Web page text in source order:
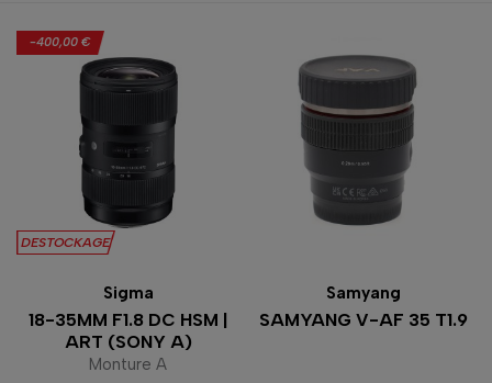
-400,00 €
DESTOCKAGE
Sigma
18-35MM F1.8 DC HSM |
ART (SONY A)
Monture A
Samyang
SAMYANG V-AF 35 T1.9